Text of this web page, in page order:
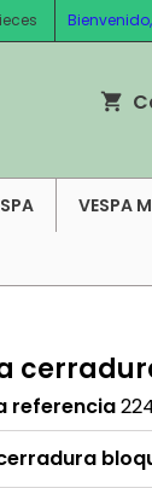
Bienvenido,
shopping_cart
VESPA
referencia